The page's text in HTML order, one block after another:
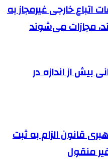
اتباع خارجی غیرمجاز به
مجازات می‌شوند
بیش از اندازه در
قانون الزام به ثبت
منقول